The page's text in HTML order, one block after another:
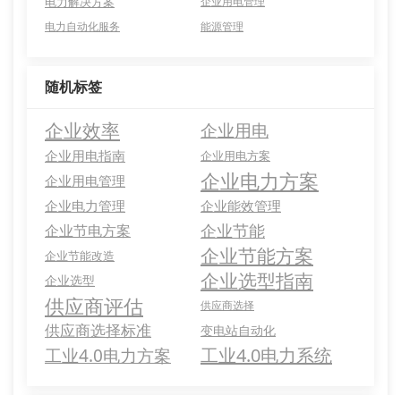
电力自动化服务
能源管理
随机标签
企业效率 企业用电
企业用电指南 企业用电方案
企业用电管理 企业电力方案
企业电力管理 企业能效管理
企业节电方案 企业节能
企业节能改造 企业节能方案
企业选型 企业选型指南
供应商评估 供应商选择
供应商选择标准 变电站自动化
工业4.0电力方案 工业4.0电力系统